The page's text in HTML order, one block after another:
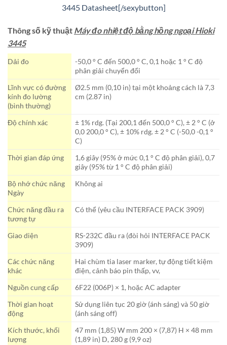
3445 Datasheet[/sexybutton]
Thông số kỹ thuật Máy đo nhiệt độ bằng hồng ngoại Hioki
3445
Dải đo
-50,0 ° C đến 500,0 ° C, 0,1 hoặc 1 ° C độ
phân giải chuyển đổi
Lĩnh vực có đường
kính đo lường
(bình thường)
Ø2.5 mm (0,10 in) tại một khoảng cách là 7,3
cm (2.87 in)
Độ chính xác
± 1% rdg. (Tại 200,1 đến 500,0 ° C), ± 2 ° C (ở
0,0 200,0 ° C), ± 10% rdg. ± 2 ° C (-50,0 -0,1 °
C)
Thời gian đáp ứng
1,6 giây (95% ở mức 0,1 ° C độ phân giải), 0,7
giây (95% từ 1 ° C độ phân giải)
Bộ nhớ chức năng
Ngày
Không ai
Chức năng đầu ra
tương tự
Có thể (yêu cầu INTERFACE PACK 3909)
Giao diện
RS-232C đầu ra (đòi hỏi INTERFACE PACK
3909)
Các chức năng
khác
Hai chùm tia laser marker, tự động tiết kiệm
điện, cảnh báo pin thấp, vv,
Nguồn cung cấp
6F22 (006P) × 1, hoặc AC adapter
Thời gian hoạt
động
Sử dụng liên tục 20 giờ (ánh sáng) và 50 giờ
(ánh sáng off)
Kích thước, khối
lượng
47 mm (1,85) W mm 200 × (7,87) H × 48 mm
(1,89 in) D, 280 g (9,9 oz)